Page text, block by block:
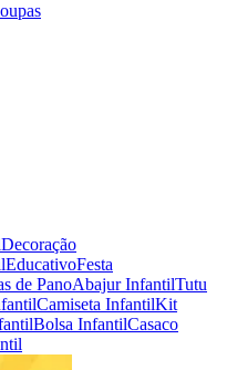
Decoração
EducativoFesta
de PanoAbajur InfantilTutu
Camiseta InfantilKit
Bolsa InfantilCasaco